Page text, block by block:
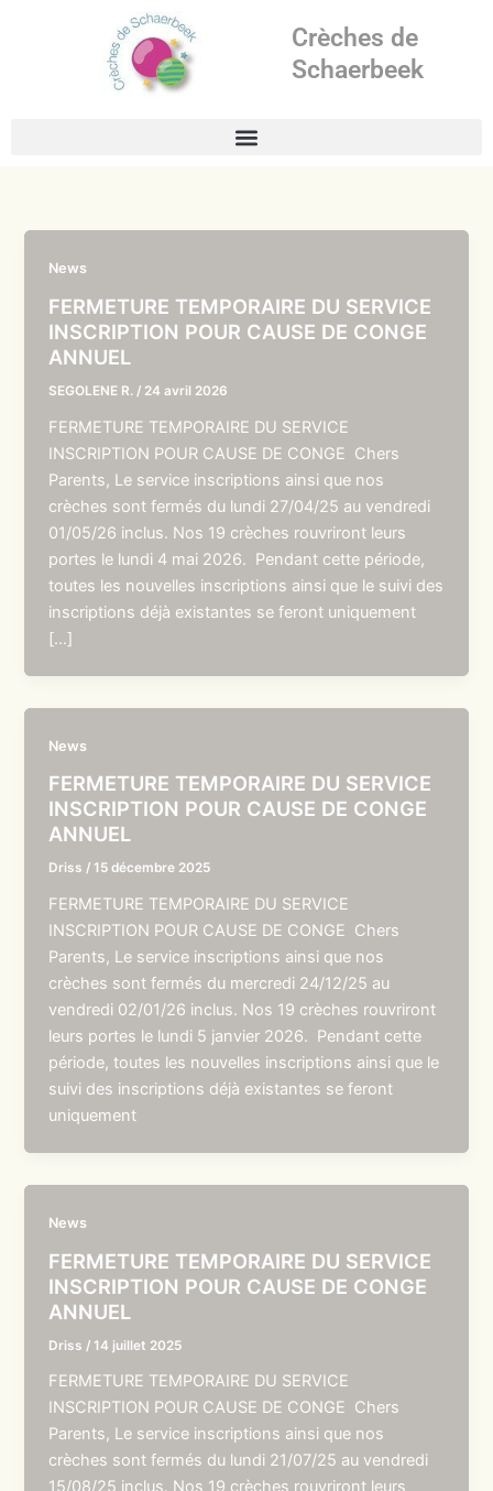
Crèches de
Schaerbeek
News
FERMETURE TEMPORAIRE DU SERVICE
INSCRIPTION POUR CAUSE DE CONGE
ANNUEL
SEGOLENE R. / 24 avril 2026
FERMETURE TEMPORAIRE DU SERVICE
INSCRIPTION POUR CAUSE DE CONGE Chers
Parents, Le service inscriptions ainsi que nos
crèches sont fermés du lundi 27/04/25 au vendredi
01/05/26 inclus. Nos 19 crèches rouvriront leurs
portes le lundi 4 mai 2026. Pendant cette période,
toutes les nouvelles inscriptions ainsi que le suivi des
inscriptions déjà existantes se feront uniquement
[…]
News
FERMETURE TEMPORAIRE DU SERVICE
INSCRIPTION POUR CAUSE DE CONGE
ANNUEL
Driss /15 décembre 2025
FERMETURE TEMPORAIRE DU SERVICE
INSCRIPTION POUR CAUSE DE CONGE Chers
Parents, Le service inscriptions ainsi que nos
crèches sont fermés du mercredi 24/12/25 au
vendredi 02/01/26 inclus. Nos 19 crèches rouvriront
leurs portes le lundi 5 janvier 2026. Pendant cette
période, toutes les nouvelles inscriptions ainsi que le
suivi des inscriptions déjà existantes se feront
uniquement
News
FERMETURE TEMPORAIRE DU SERVICE
INSCRIPTION POUR CAUSE DE CONGE
ANNUEL
Driss /14 juillet 2025
FERMETURE TEMPORAIRE DU SERVICE
INSCRIPTION POUR CAUSE DE CONGE Chers
Parents, Le service inscriptions ainsi que nos
crèches sont fermés du lundi 21/07/25 au vendredi